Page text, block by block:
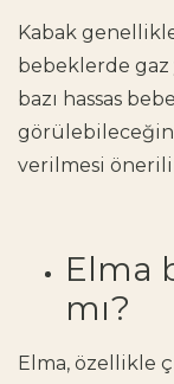
Kabak
bebeklerde gaz
bazı hassas
verilmesi
Elma
mı?
Elma, özellikle